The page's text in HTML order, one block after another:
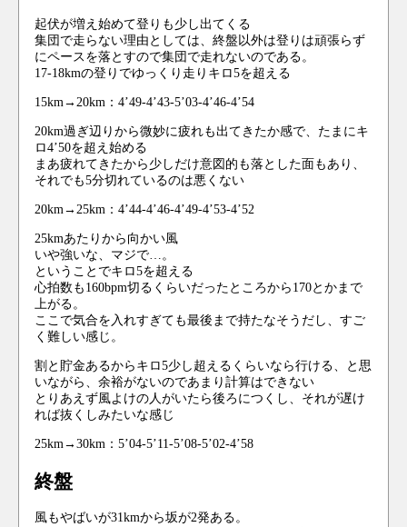
起伏が増え始めて登りも少し出てくる
集団で走らない理由としては、終盤以外は登りは頑張らず
にペースを落とすので集団で走れないのである。
17-18kmの登りでゆっくり走りキロ5を超える
15km→20km：4’49-4’43-5’03-4’46-4’54
20km過ぎ辺りから微妙に疲れも出てきたか感で、たまにキ
ロ4’50を超え始める
まあ疲れてきたから少しだけ意図的も落とした面もあり、
それでも5分切れているのは悪くない
20km→25km：4’44-4’46-4’49-4’53-4’52
25kmあたりから向かい風
いや強いな、マジで…。
ということでキロ5を超える
心拍数も160bpm切るくらいだったところから170とかまで
上がる。
ここで気合を入れすぎても最後まで持たなそうだし、すご
く難しい感じ。
割と貯金あるからキロ5少し超えるくらいなら行ける、と思
いながら、余裕がないのであまり計算はできない
とりあえず風よけの人がいたら後ろにつくし、それが遅け
れば抜くしみたいな感じ
25km→30km：5’04-5’11-5’08-5’02-4’58
終盤
風もやばいが31kmから坂が2発ある。